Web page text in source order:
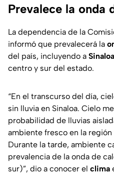
Prevalece la onda
La dependencia de la
informó que prevalecerá la
del país, incluyendo a Sinaloa
centro y sur del estado.
“En el transcurso del día,
sin lluvia en Sinaloa. Cielo
probabilidad de lluvias
ambiente fresco en la región
Durante la tarde, ambiente
prevalencia de la onda de
sur)”, dio a conocer el clima